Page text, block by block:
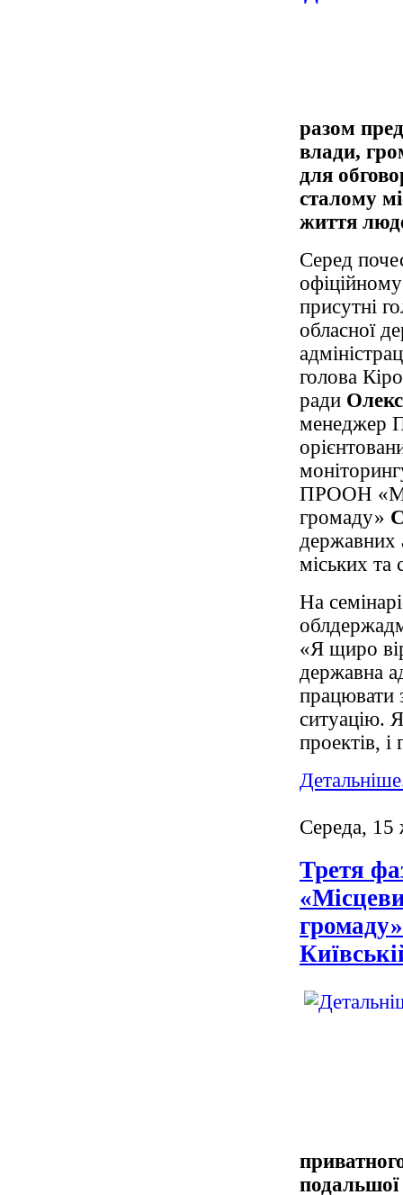
разом
влади,
для
сталому
життя
Серед
присутні
обласної
голова
ради
менеджер
ПРООН
громаду»
державних
міських та
На
«Я щиро
державна
працювати
ситуацію.
проектів, і
Середа, 15
Третя